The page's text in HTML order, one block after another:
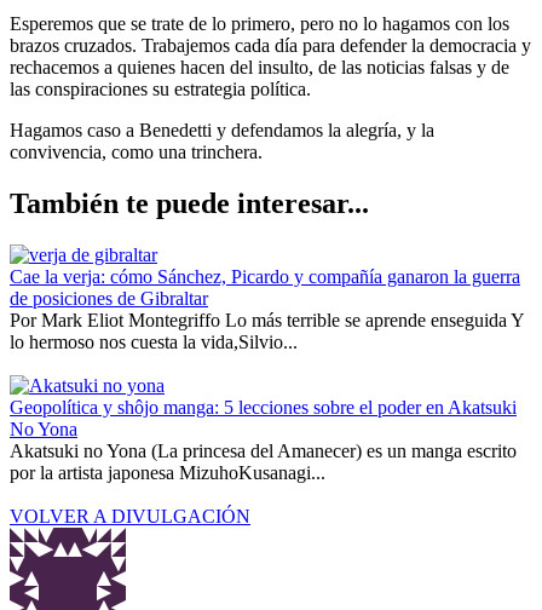
Esperemos que se trate de lo primero, pero no lo hagamos con los
brazos cruzados. Trabajemos cada día para defender la democracia y
rechacemos a quienes hacen del insulto, de las noticias falsas y de
las conspiraciones su estrategia política.
Hagamos caso a Benedetti y defendamos la alegría, y la
convivencia, como una trinchera.
También te puede interesar...
Cae la verja: cómo Sánchez, Picardo y compañía ganaron la guerra
de posiciones de Gibraltar
Por Mark Eliot Montegriffo Lo más terrible se aprende enseguida Y
lo hermoso nos cuesta la vida,Silvio...
Geopolítica y shôjo manga: 5 lecciones sobre el poder en Akatsuki
No Yona
Akatsuki no Yona (La princesa del Amanecer) es un manga escrito
por la artista japonesa MizuhoKusanagi...
VOLVER A DIVULGACIÓN